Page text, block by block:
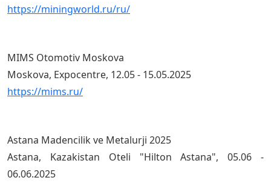
https://miningworld.ru/ru/
MIMS Otomotiv Moskova
Moskova, Expocentre, 12.05 - 15.05.2025
https://mims.ru/
Astana Madencilik ve Metalurji 2025
Astana, Kazakistan Oteli "Hilton Astana", 05.06 -
06.06.2025